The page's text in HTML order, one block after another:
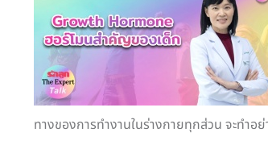
ทางของการทำงานในร่างกายทุกส่วน จะทำอ